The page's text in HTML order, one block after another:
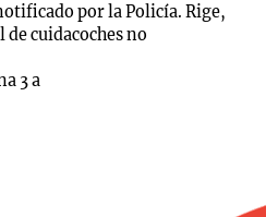
por la Policía. Rige,
cuidacoches no
3 a